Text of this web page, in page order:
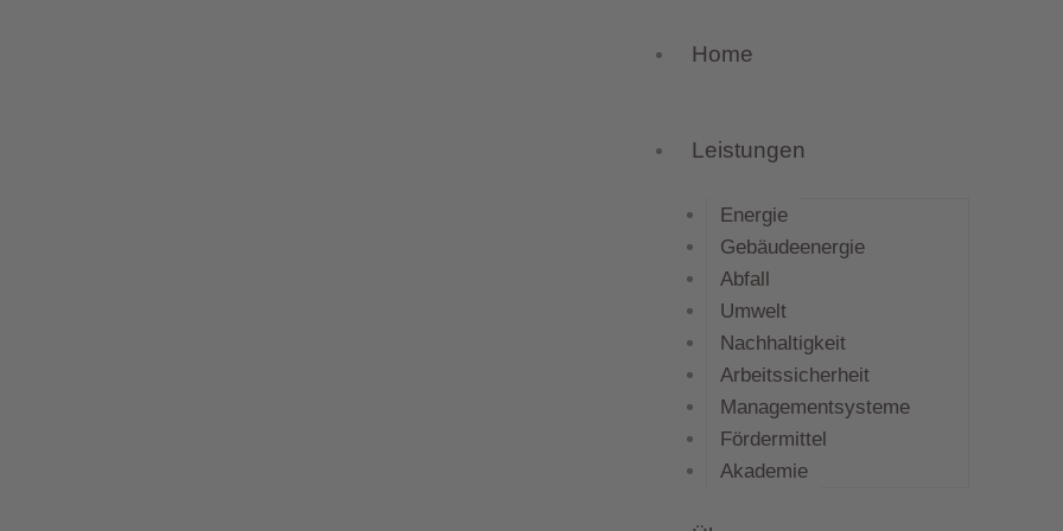
Home
Leistungen
Energie
Gebäudeenergie
Abfall
Umwelt
Nachhaltigkeit
Arbeitssicherheit
Managementsysteme
Fördermittel
Akademie